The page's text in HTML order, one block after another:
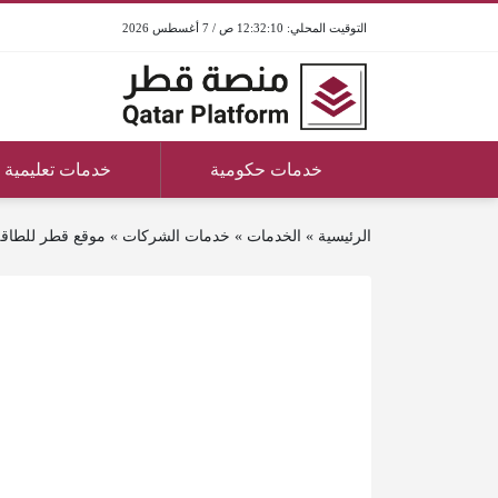
12:32:10 ص / 7 أغسطس 2026
خدمات حكومية خدمات تعليمية
الرئيسية » الخدمات » خدمات الشركات » موقع قطر